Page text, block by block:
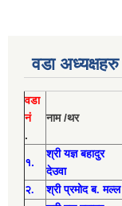
वडा अध्यक्षहरु
वडा
नं
.
नाम /थर
१.
श्री यज्ञ बहादुर
देउवा
२. श्रीप्रमोदब. मल्ल